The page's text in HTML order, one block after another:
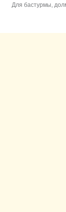
Для бастурмы,